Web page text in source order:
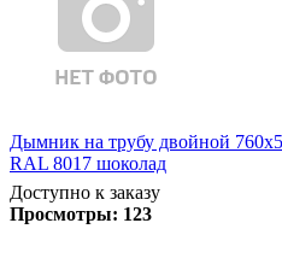
Дымник на трубу двойной
RAL 8017 шоколад
Доступно к заказу
Просмотры: 123